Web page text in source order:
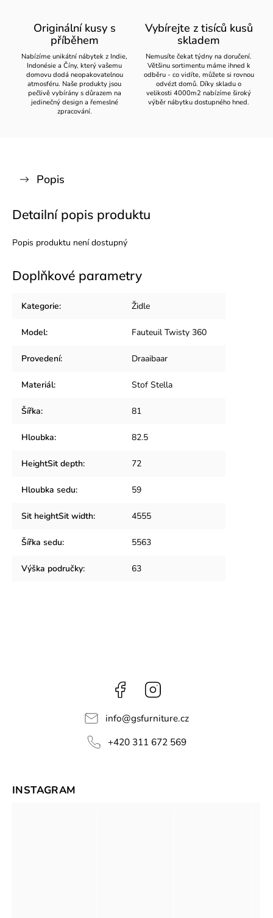
Originální kusy s
příběhem
Nabízíme unikátní nábytek z Indie,
Indonésie a Číny, který vašemu
domovu dodá neopakovatelnou
atmosféru. Naše produkty jsou
pečlivě vybírány s důrazem na
jedinečný design a řemeslné
zpracování.
Vybírejte z tisíců kusů
skladem
Nemusíte čekat týdny na doručení.
Většinu sortimentu máme ihned k
odběru - co vidíte, můžete si rovnou
odvézt domů. Díky skladu o
velikosti 4000m2 nabízíme široký
výběr nábytku dostupného hned.
Popis
Detailní popis produktu
Popis produktu není dostupný
Doplňkové parametry
Kategorie: Židle
Model: Fauteuil Twisty 360
Provedení: Draaibaar
Materiál: Stof Stella
Šířka: 81
Hloubka: 82.5
HeightSit depth: 72
Hloubka sedu: 59
Sit heightSit width: 4555
Šířka sedu: 5563
Výška područky: 63
Facebook
info@gsfurniture.cz
+420 311 672 569
INSTAGRAM